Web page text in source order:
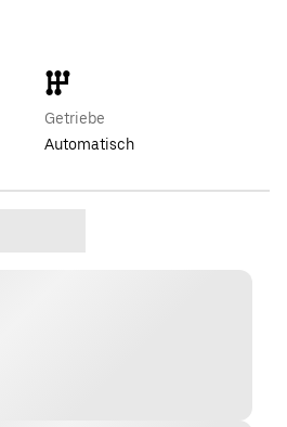
Getriebe
Automatisch